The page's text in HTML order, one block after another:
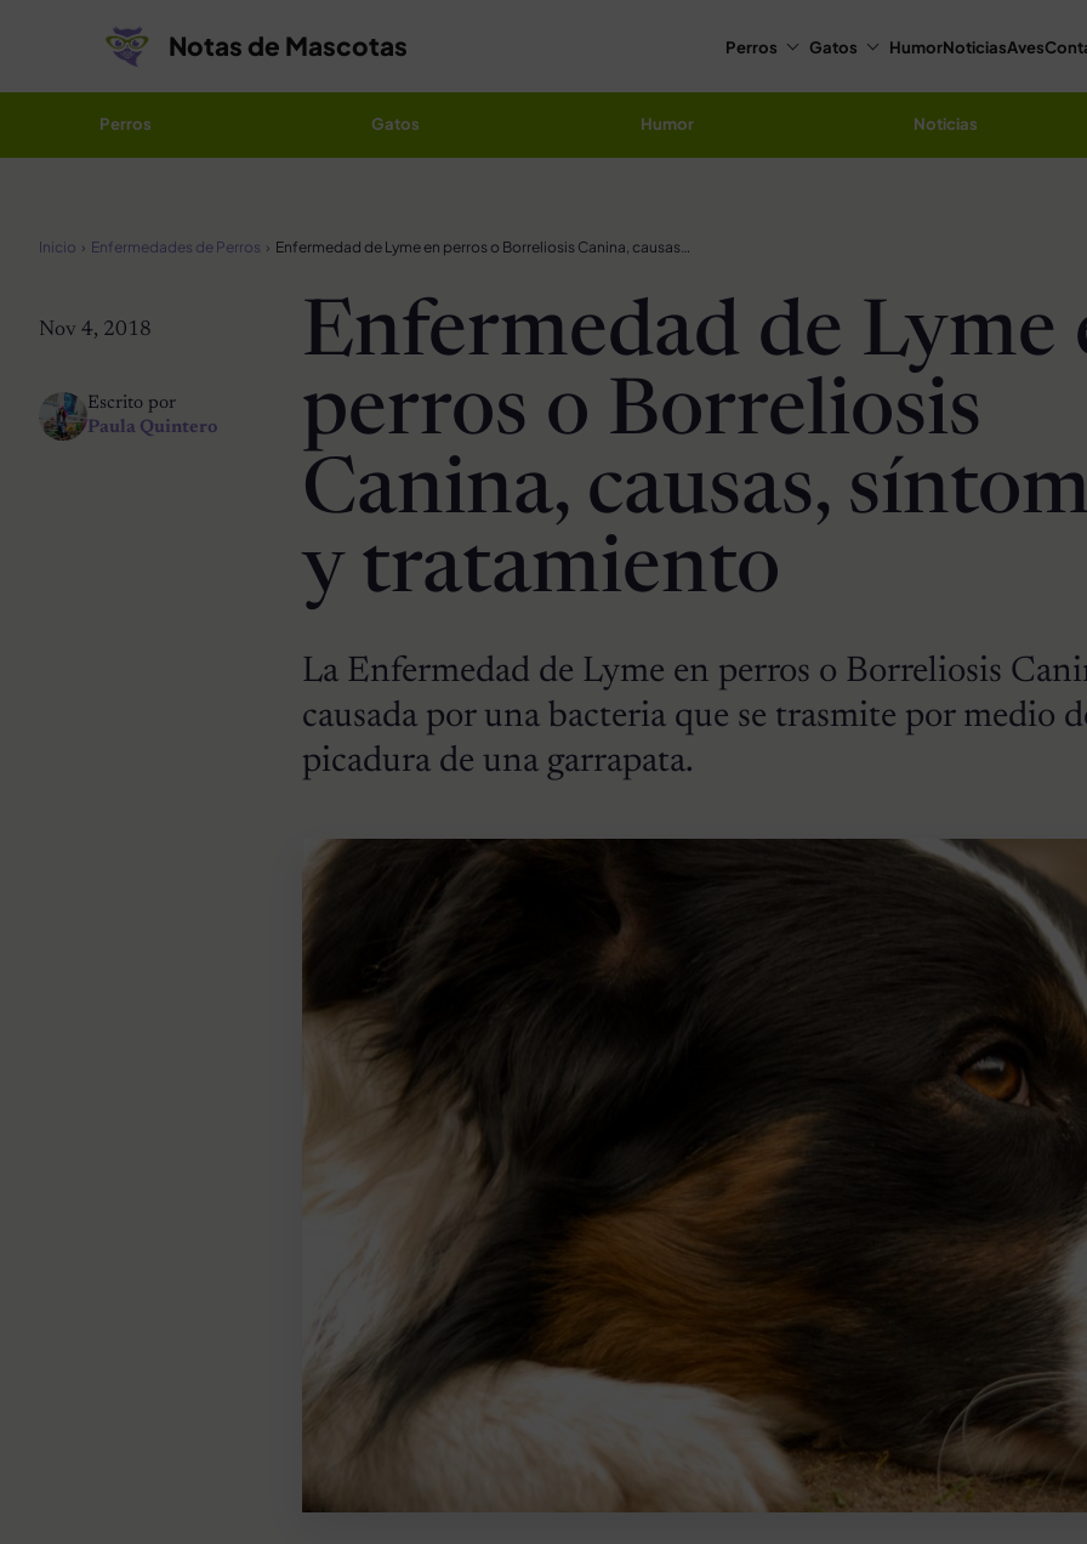
Notas de Mascotas Perros Gatos HumorNoticiasAves
Perros Gatos Humor Noticias
Inicio Enfermedades de Perros Enfermedad de Lyme en perros o Borreliosis Canina, causas, síntomas y tratamiento
Nov 4, 2018
Escrito por
Paula Quintero
Enfermedad de Lyme
perros o Borreliosis
Canina, causas,
y tratamiento
La Enfermedad de Lyme en perros o Borreliosis
causada por una bacteria que se trasmite por medio
picadura de una garrapata.